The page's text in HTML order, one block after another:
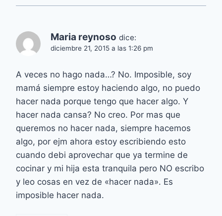
Maria reynoso dice:
diciembre 21, 2015 a las 1:26 pm
A veces no hago nada…? No. Imposible, soy
mamá siempre estoy haciendo algo, no puedo
hacer nada porque tengo que hacer algo. Y
hacer nada cansa? No creo. Por mas que
queremos no hacer nada, siempre hacemos
algo, por ejm ahora estoy escribiendo esto
cuando debi aprovechar que ya termine de
cocinar y mi hija esta tranquila pero NO escribo
y leo cosas en vez de «hacer nada». Es
imposible hacer nada.